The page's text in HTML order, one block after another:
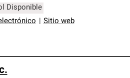
Disponible
Sitio web